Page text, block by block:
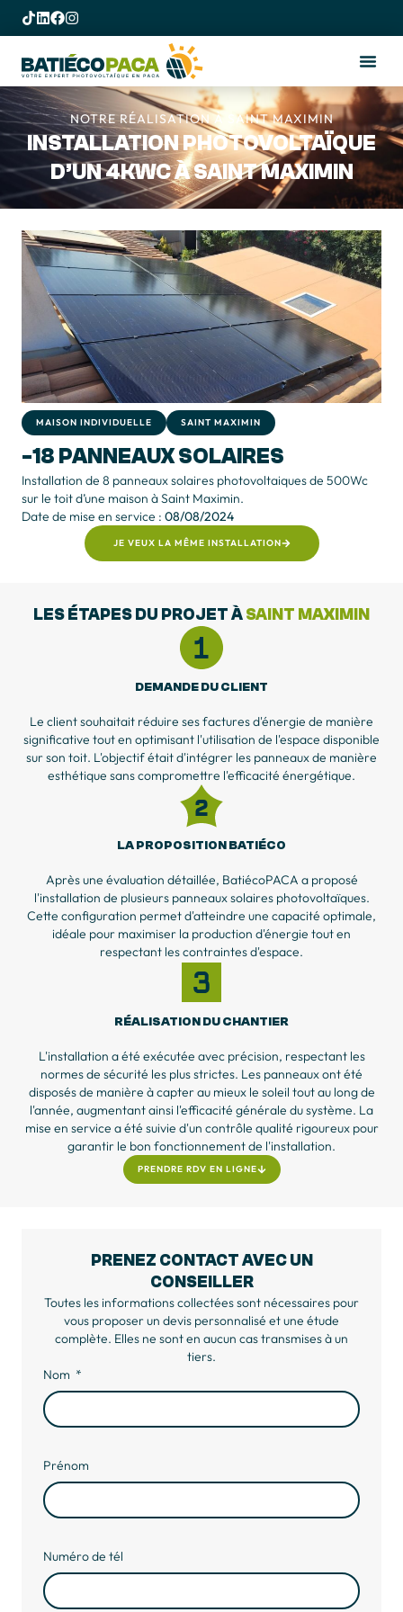
NOTRE RÉALISATION À SAINT MAXIMIN
INSTALLATION PHOTOVOLTAÏQUE
D’UN 4KWC À SAINT MAXIMIN
MAISON INDIVIDUELLE SAINT MAXIMIN
-18 PANNEAUX SOLAIRES
Installation de 8 panneaux solaires photovoltaiques de 500Wc
sur le toit d’une maison à Saint Maximin.
Date de mise en service : 08/08/2024
JE VEUX LA MÊME INSTALLATION
LES ÉTAPES DU PROJET ÀSAINT MAXIMIN
DEMANDE DU CLIENT
Le client souhaitait réduire ses factures d'énergie de manière
significative tout en optimisant l'utilisation de l'espace disponible
sur son toit. L'objectif était d'intégrer les panneaux de manière
esthétique sans compromettre l'efficacité énergétique.
LA PROPOSITION BATIÉCO
Après une évaluation détaillée, BatiécoPACA a proposé
l'installation de plusieurs panneaux solaires photovoltaïques.
Cette configuration permet d'atteindre une capacité optimale,
idéale pour maximiser la production d'énergie tout en
respectant les contraintes d'espace.
RÉALISATION DU CHANTIER
L'installation a été exécutée avec précision, respectant les
normes de sécurité les plus strictes. Les panneaux ont été
disposés de manière à capter au mieux le soleil tout au long de
l'année, augmentant ainsi l'efficacité générale du système. La
mise en service a été suivie d'un contrôle qualité rigoureux pour
garantir le bon fonctionnement de l'installation.
PRENDRE RDV EN LIGNE
PRENEZ CONTACT AVEC UN
CONSEILLER
Toutes les informations collectées sont nécessaires pour
vous proposer un devis personnalisé et une étude
complète. Elles ne sont en aucun cas transmises à un
tiers.
Nom
Prénom
Numéro de tél